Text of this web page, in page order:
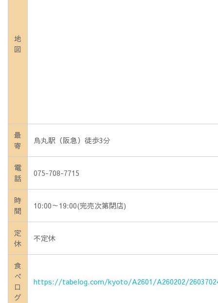
地
図
最
寄
烏丸駅（阪急）徒歩3分
電
話
075-708-7715
時
間
10:00～19:00(完売次第閉店)
定
休
不定休
食
べ
ロ
グ
https://tabelog.com/kyoto/A2601/A260202/